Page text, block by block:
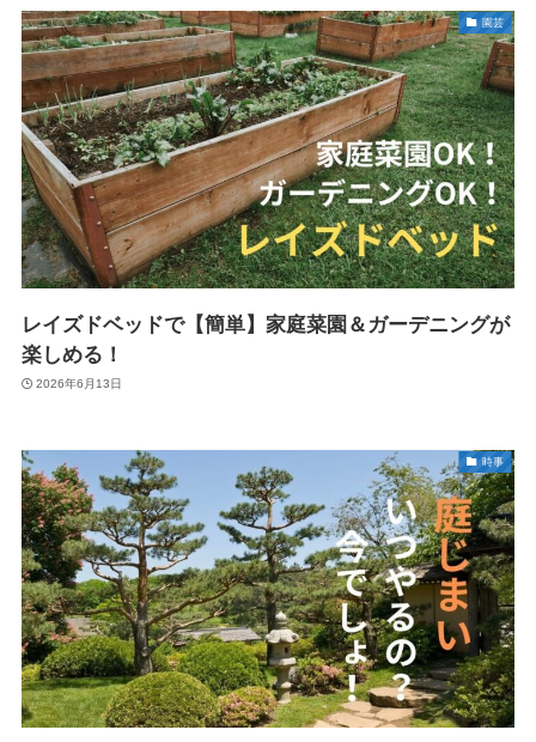
園芸
レイズドベッドで【簡単】家庭菜園＆ガーデニングが
楽しめる！
2026年6月13日
時事